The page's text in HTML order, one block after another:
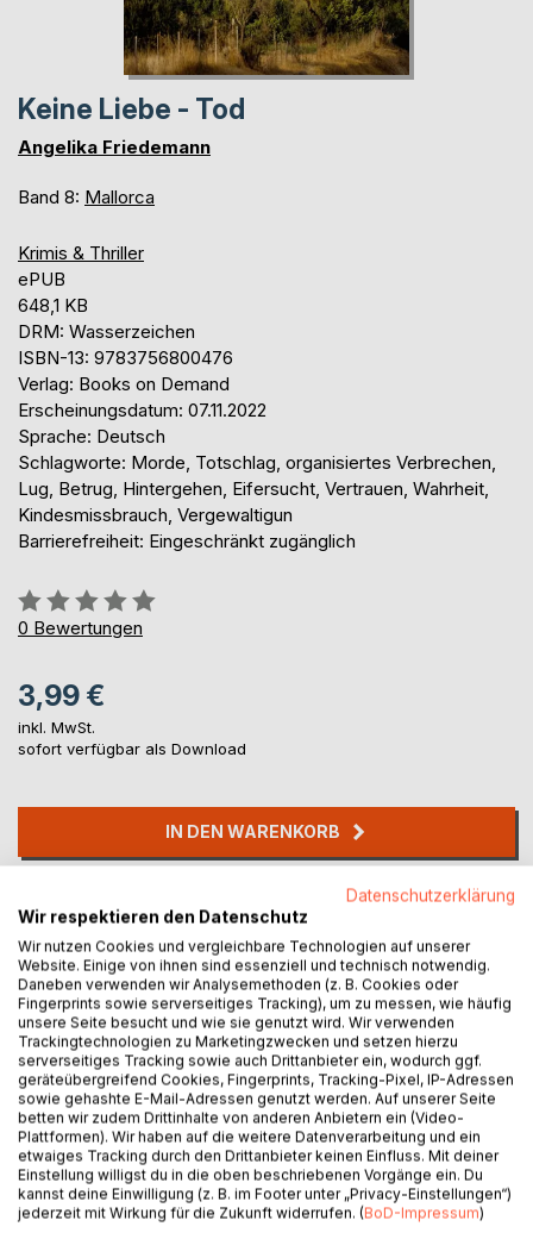
Keine Liebe - Tod
Angelika Friedemann
Band 8: Mallorca
Krimis & Thriller
ePUB
648,1 KB
DRM: Wasserzeichen
ISBN-13: 9783756800476
Verlag: Books on Demand
Erscheinungsdatum: 07.11.2022
Sprache: Deutsch
Schlagworte: Morde, Totschlag, organisiertes Verbrechen,
Lug, Betrug, Hintergehen, Eifersucht, Vertrauen, Wahrheit,
Kindesmissbrauch, Vergewaltigun
Barrierefreiheit: Eingeschränkt zugänglich
Bewertung::
0%
0 Bewertungen
3,99 €
inkl. MwSt.
sofort verfügbar als Download
IN DEN WARENKORB
Titel bewerten
BESCHREIBUNG
Sei du selbst die Veränderung, die du die wünschst für
diese Welt. M. Gandhi
Philipe Jorges, ist Leiter der Abteilung für besondere und
Datenschutzerklärung
Wir respektieren den Datenschutz
Wir nutzen Cookies und vergleichbare Technologien auf unserer
Website. Einige von ihnen sind essenziell und technisch notwendig.
Daneben verwenden wir Analysemethoden (z. B. Cookies oder
Fingerprints sowie serverseitiges Tracking), um zu messen, wie häufig
unsere Seite besucht und wie sie genutzt wird. Wir verwenden
Trackingtechnologien zu Marketingzwecken und setzen hierzu
serverseitiges Tracking sowie auch Drittanbieter ein, wodurch ggf.
geräteübergreifend Cookies, Fingerprints, Tracking-Pixel, IP-Adressen
sowie gehashte E-Mail-Adressen genutzt werden. Auf unserer Seite
betten wir zudem Drittinhalte von anderen Anbietern ein (Video-
Plattformen). Wir haben auf die weitere Datenverarbeitung und ein
etwaiges Tracking durch den Drittanbieter keinen Einfluss. Mit deiner
Einstellung willigst du in die oben beschriebenen Vorgänge ein. Du
kannst deine Einwilligung (z. B. im Footer unter „Privacy-Einstellungen“)
jederzeit mit Wirkung für die Zukunft widerrufen. (BoD-Impressum)